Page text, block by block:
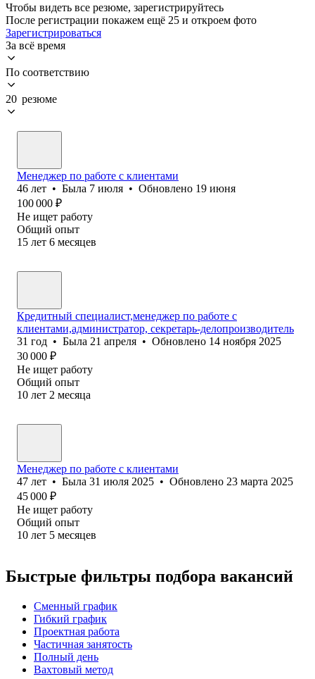
Чтобы видеть все резюме, зарегистрируйтесь
После регистрации покажем ещё 25 и откроем фото
Зарегистрироваться
За всё время
По соответствию
20 резюме
Менеджер по работе с клиентами
46 лет • Была 7 июля • Обновлено 19 июня
100 000 ₽
Не ищет работу
Общий опыт
15 лет 6 месяцев
Кредитный специалист,менеджер по работе с
клиентами,администратор, секретарь-делопроизводитель
31 год • Была 21 апреля • Обновлено 14 ноября 2025
30 000 ₽
Не ищет работу
Общий опыт
10 лет 2 месяца
Менеджер по работе с клиентами
47 лет • Была 31 июля 2025 • Обновлено 23 марта 2025
45 000 ₽
Не ищет работу
Общий опыт
10 лет 5 месяцев
Быстрые фильтры подбора вакансий
Сменный график
Гибкий график
Проектная работа
Частичная занятость
Полный день
Вахтовый метод